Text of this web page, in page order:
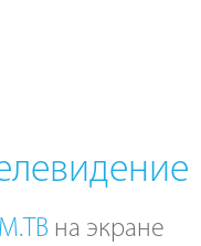
на экране